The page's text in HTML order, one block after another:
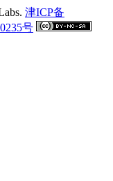
津ICP备
号